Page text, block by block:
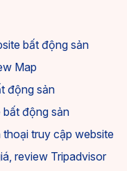
bất động sản
Map
động sản
bất động sản
thoại truy cập website
review Tripadvisor